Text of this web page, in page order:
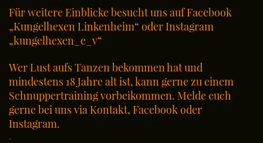
Für weitere Einblicke besucht uns auf Facebook
„Kungelhexen Linkenheim“ oder Instagram
„kungelhexen_e_v“
Wer Lust aufs Tanzen bekommen hat und
mindestens 18 Jahre alt ist, kann gerne zu einem
Schnuppertraining vorbeikommen. Melde euch
gerne bei uns via Kontakt, Facebook oder
Instagram.
.